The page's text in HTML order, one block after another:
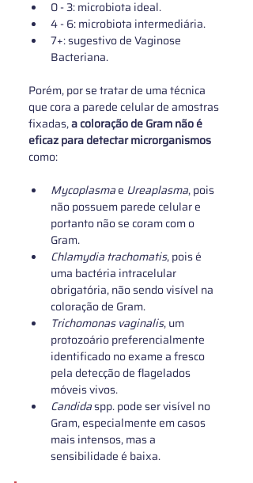
0 - 3: microbiota ideal.
4 - 6: microbiota intermediária.
7+: sugestivo de Vaginose
Bacteriana.
Porém, por se tratar de uma técnica
que cora a parede celular de amostras
fixadas, a coloração de Gram não é
eficaz para detectar microrganismos
como:
Mycoplasma e Ureaplasma, pois
não possuem parede celular e
portanto não se coram com o
Gram.
Chlamydia trachomatis, pois é
uma bactéria intracelular
obrigatória, não sendo visível na
coloração de Gram.
Trichomonas vaginalis, um
protozoário preferencialmente
identificado no exame a fresco
pela detecção de flagelados
móveis vivos.
Candida spp. pode ser visível no
Gram, especialmente em casos
mais intensos, mas a
sensibilidade é baixa.